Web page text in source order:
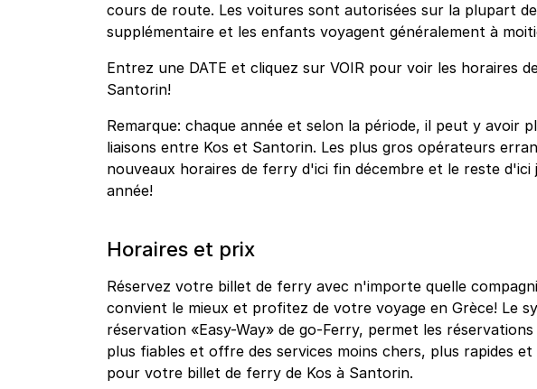
cours de route. Les voitures sont autorisées sur la plupart
supplémentaire et les enfants voyagent généralement à
Entrez une DATE et cliquez sur VOIR pour voir les horaires
Santorin!
Remarque: chaque année et selon la période, il peut y avoir
liaisons entre Kos et Santorin. Les plus gros opérateurs
nouveaux horaires de ferry d'ici fin décembre et le reste d'ici
année!
Horaires et prix
Réservez votre billet de ferry avec n'importe quelle
convient le mieux et profitez de votre voyage en Grèce! Le
réservation «Easy-Way» de go-Ferry, permet les
plus fiables et offre des services moins chers, plus rapides et
pour votre billet de ferry de Kos à Santorin.